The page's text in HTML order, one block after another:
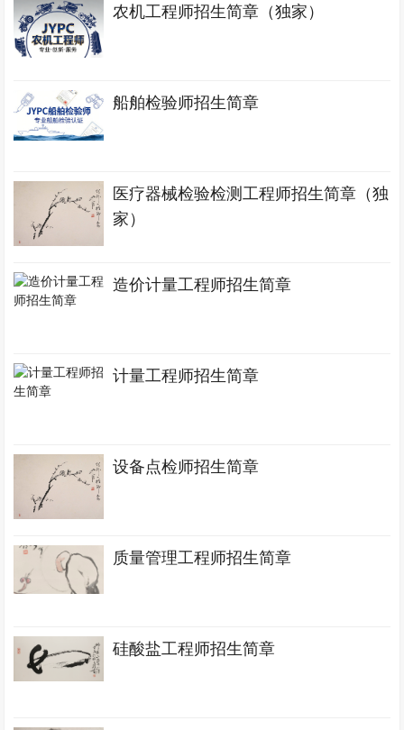
农机工程师招生简章（独家）
船舶检验师招生简章
医疗器械检验检测工程师招生简章（独
家）
造价计量工程师招生简章
计量工程师招生简章
设备点检师招生简章
质量管理工程师招生简章
硅酸盐工程师招生简章